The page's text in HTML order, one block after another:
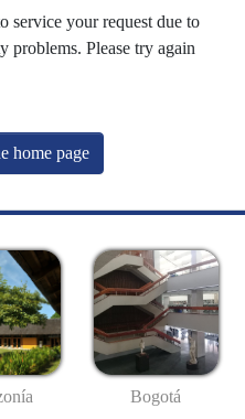
service your request due to
problems. Please try again
home page
Bogotá